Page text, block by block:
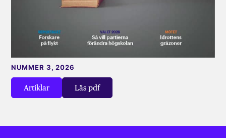
Artiklar Läs pdf
NUMMER 3, 2026